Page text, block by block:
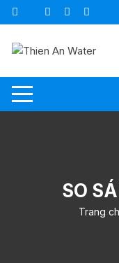
Chuyển
tới
nội
dung
SO
Trang